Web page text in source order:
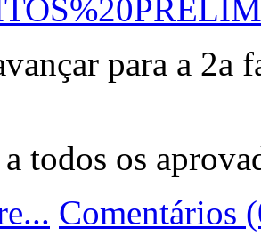
para a 2a
a todos os
Comentários